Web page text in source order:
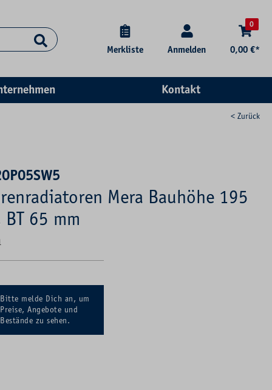
Merkliste Anmelden
0
0,00 €*
Kontakt
< Zurück
Mera Bauhöhe 195
65 mm
Bitte melde Dich an, um
Preise, Angebote und
Bestände zu sehen.